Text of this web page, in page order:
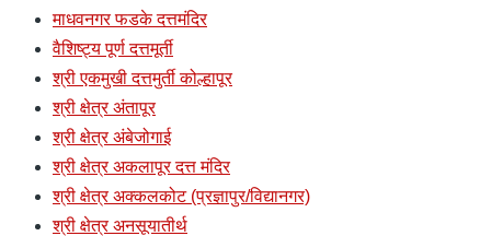
माधवनगर फडके दत्तमंदिर
वैशिष्ट्य पूर्ण दत्तमूर्ती
श्री एकमुखी दत्तमुर्ती कोल्हापूर
श्री क्षेत्र अंतापूर
श्री क्षेत्र अंबेजोगाई
श्री क्षेत्र अकलापूर दत्त मंदिर
श्री क्षेत्र अक्कलकोट (प्रज्ञापुर/विद्यानगर)
श्री क्षेत्र अनसूयातीर्थ